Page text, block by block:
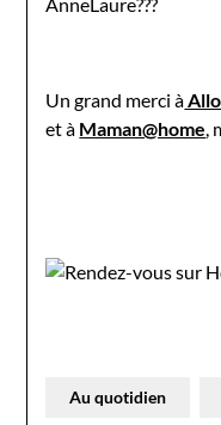
Un grand merci à
et à Maman@home
Au quotidien